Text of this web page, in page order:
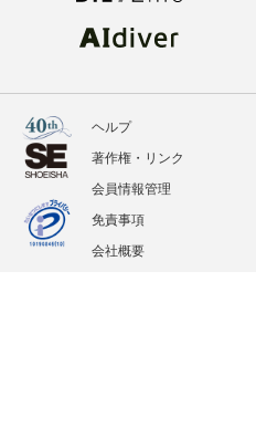
ヘルプ
著作権・リンク
会員情報管理
免責事項
会社概要